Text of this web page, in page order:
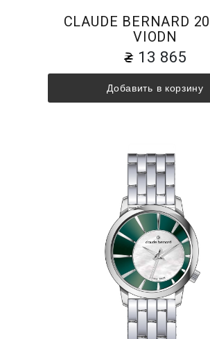
CLAUDE BERNARD
VIODN
13 865
Добавить в корзину